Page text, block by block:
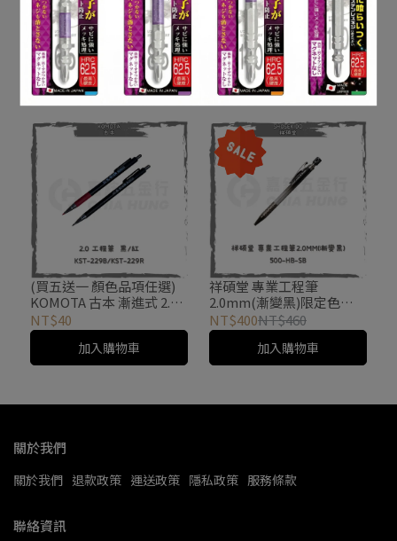
PICA 細長深孔奇異筆-紅
NT$300NT$330
已售完
加入購物車
(買五送一 顏色品項任選)
KOMOTA 古本 漸進式 2.0
工程筆 KST-229B/KST-
229R
NT$40
加入購物車
祥碩堂 專業工程筆
2.0mm(漸變黑)限定色
500-HB-SB
NT$400NT$460
加入購物車
關於我們
關於我們 退款政策 運送政策 隱私政策 服務條款
聯絡資訊